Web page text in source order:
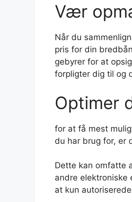
Vær
Når du
pris for din
gebyrer for at
forpligter dig til og
Optimer
for at få mest
du har brug for, er
Dette kan omfatte
andre
at kun